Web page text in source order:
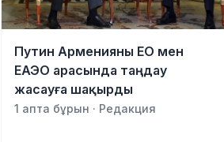
Путин Арменияны ЕО мен
ЕАЭО арасында таңдау
жасауға шақырды
1 апта бұрын · Редакция